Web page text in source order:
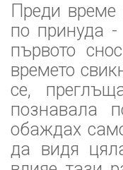
Преди
по принуда
първото
времето
се,
познавала
обаждах
да видя